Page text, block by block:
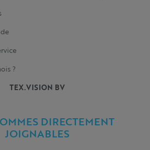
TEX.VISION BV
DIRECTEMENT
JOIGNABLES
?